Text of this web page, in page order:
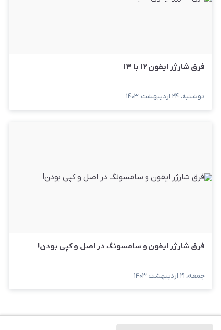
فرق شارژر ایفون ۱۲ با ۱۳
دوشنبه، ۲۴ اردیبهشت ۱۴۰۳
فرق شارژر ایفون و سامسونگ در اصل و کپی بودن!
جمعه، ۲۱ اردیبهشت ۱۴۰۳